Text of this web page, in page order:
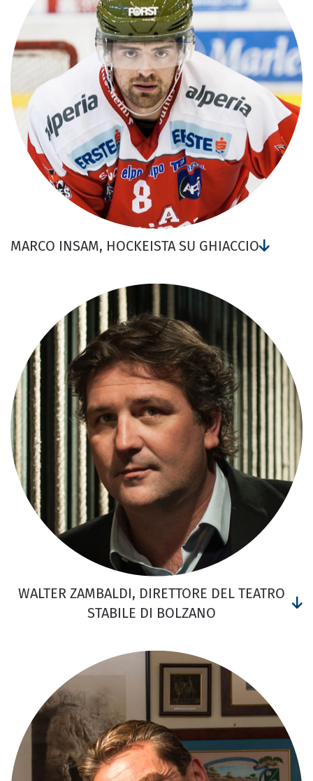
MARCO INSAM, HOCKEISTA SU GHIACCIO
WALTER ZAMBALDI, DIRETTORE DEL TEATRO
STABILE DI BOLZANO